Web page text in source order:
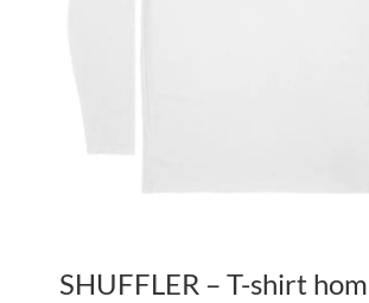
SHUFFLER – T-shirt